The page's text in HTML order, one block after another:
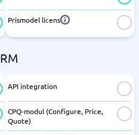
Prismodel licens
API integration
CPQ-modul (Configure, Price,
Quote)